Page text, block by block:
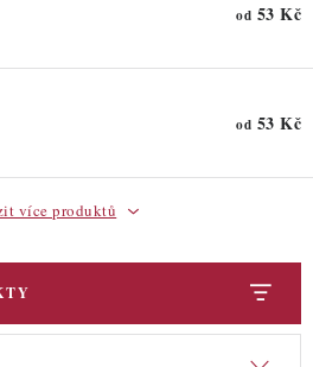
Obchodní podmínky
od 53 Kč
od 53 Kč
více produktů